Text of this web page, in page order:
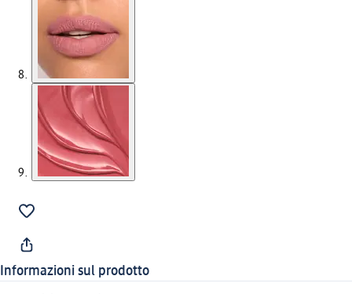
Informazioni sul prodotto